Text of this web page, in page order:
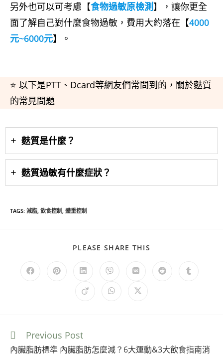
另外也可以可考慮【食物過敏原檢測】，讓你更全
面了解自己對什麼食物過敏，費用大約落在【4000
元~6000元】。
⭐ 以下是PTT、Dcard等網友們常問到的，關於麩質
的常見問題
麩質是什麼？
麩質過敏有什麼症狀？
TAGS: 減脂, 飲食控制, 體重控制
PLEASE SHARE THIS
Previous Post
內臟脂肪標準 內臟脂肪怎麼減？6大運動&3大飲食指南消